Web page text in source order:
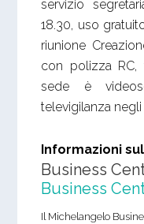
servizio
18.30, uso
riunione
con polizza RC,
sede è
televigilanza negli
Informazioni
Business
Business
Il Michelangelo